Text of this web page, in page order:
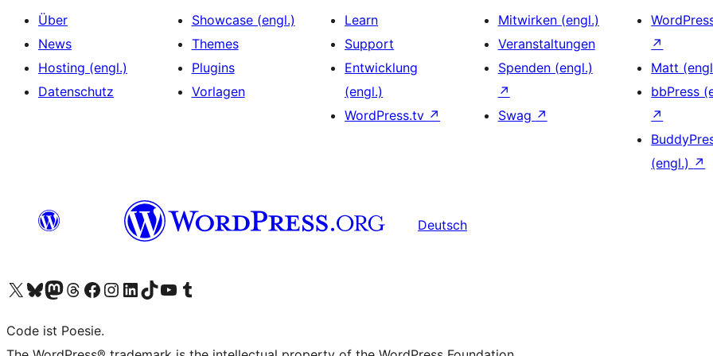
Über
News
Hosting (engl.)
Datenschutz
Showcase (engl.)
Themes
Plugins
Vorlagen
Learn
Support
Entwicklung
(engl.)
WordPress.tv ↗
Mitwirken (engl.)
Veranstaltungen
Spenden (engl.)
↗
Swag ↗
↗
Matt
bbPress
↗
(engl.) ↗
Deutsch
Unser X-Konto (früher Twitter) besuchen
Unser Bluesky-Konto besuchen
Unser Mastodon-Konto besuchen
Unser Threads-Konto besuchen
Unsere Facebook-Seite besuchen
Unser Instagram-Konto besuchen
Unser LinkedIn-Konto besuchen
Unser TikTok-Konto besuchen
Unseren YouTube-Kanal besuchen
Unser Tumblr-Konto besuchen
Code ist Poesie.